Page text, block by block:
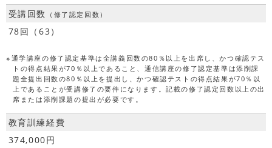
受講回数 （修了認定回数）
78回（63）
※通学講座の修了認定基準は全講義回数の80％以上を出席し、かつ確認テス
トの得点結果が70％以上であること、通信講座の修了認定基準は添削課
題全提出回数の80％以上を提出し、かつ確認テストの得点結果が70％以
上であることが受講修了の要件になります。記載の修了認定回数以上の出
席または添削課題の提出が必要です。
教育訓練経費
374,000円